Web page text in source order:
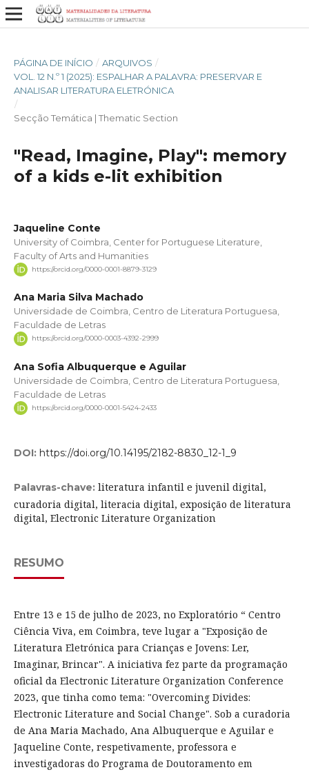
PÁGINA DE INÍCIO / ARQUIVOS /
VOL. 12 N.º 1 (2025): ESPALHAR A PALAVRA: PRESERVAR E
ANALISAR LITERATURA ELETRÓNICA
/
Secção Temática | Thematic Section
"Read, Imagine, Play": memory
of a kids e-lit exhibition
Jaqueline Conte
University of Coimbra, Center for Portuguese Literature,
Faculty of Arts and Humanities
https://orcid.org/0000-0001-8879-3129
Ana Maria Silva Machado
Universidade de Coimbra, Centro de Literatura Portuguesa,
Faculdade de Letras
https://orcid.org/0000-0003-4392-2999
Ana Sofia Albuquerque e Aguilar
Universidade de Coimbra, Centro de Literatura Portuguesa,
Faculdade de Letras
https://orcid.org/0000-0001-5424-2433
DOI: https://doi.org/10.14195/2182-8830_12-1_9
Palavras-chave: literatura infantil e juvenil digital,
curadoria digital, literacia digital, exposição de literatura
digital, Electronic Literature Organization
RESUMO
Entre 13 e 15 de julho de 2023, no Exploratório “ Centro
Ciência Viva, em Coimbra, teve lugar a "Exposição de
Literatura Eletrónica para Crianças e Jovens: Ler,
Imaginar, Brincar". A iniciativa fez parte da programação
oficial da Electronic Literature Organization Conference
2023, que tinha como tema: "Overcoming Divides:
Electronic Literature and Social Change". Sob a curadoria
de Ana Maria Machado, Ana Albuquerque e Aguilar e
Jaqueline Conte, respetivamente, professora e
investigadoras do Programa de Doutoramento em